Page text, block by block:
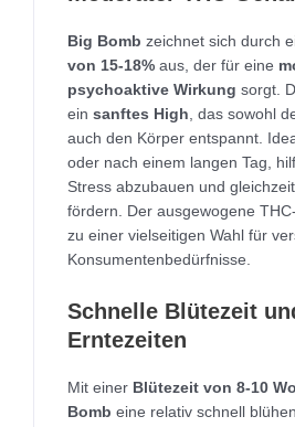
Big Bomb zeichnet sich durch
von 15-18% aus, der für eine
psychoaktive Wirkung sorgt.
ein sanftes High, das sowohl
auch den Körper entspannt.
oder nach einem langen Tag,
Stress abzubauen und
fördern. Der ausgewogene
zu einer vielseitigen Wahl für
Konsumentenbedürfnisse.
Schnelle Blütezeit
Erntezeiten
Mit einer Blütezeit von 8-10
Bomb eine relativ schnell